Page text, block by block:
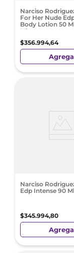
Narciso
For Her Nude
Body Lotion 50
Ml
$356.994,64
Narciso
Edp Intense 90 Ml
$345.994,80